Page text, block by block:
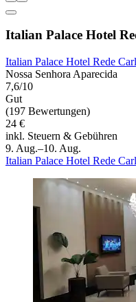
Italian Palace Hotel
Italian Palace Hotel Rede
Nossa Senhora Aparecida
7,6/10
Gut
(197 Bewertungen)
24 €
inkl. Steuern & Gebühren
9. Aug.–10. Aug.
Italian Palace Hotel Rede